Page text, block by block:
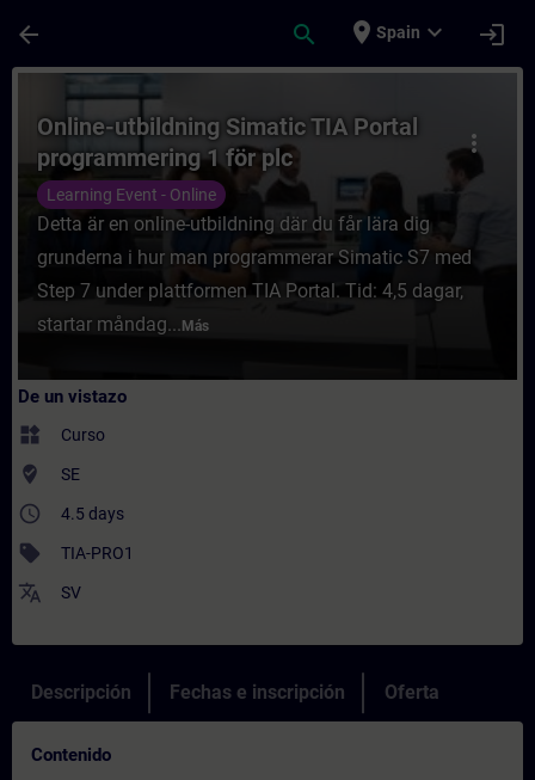
arrow_back search place Spain expand_more login
Curso - Online-utbildning Simatic TIA
more_vert
Online-utbildning Simatic TIA Portal
programmering 1 för plc
Learning Event - Online
Detta är en online-utbildning där du får lära dig
grunderna i hur man programmerar Simatic S7 med
Step 7 under plattformen TIA Portal. Tid: 4,5 dagar,
startar måndag... Más
De un vistazo
widgets Curso
where_to_vote SE
access_time 4.5 days
sell TIA-PRO1
translate SV
Descripción Fechas e inscripción Oferta
Contenido